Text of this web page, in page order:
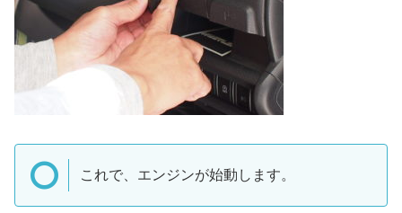
これで、エンジンが始動します。